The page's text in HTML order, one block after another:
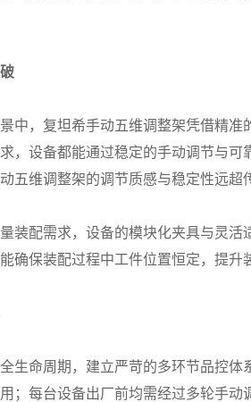
，复坦希手动五维调整架凭借精准
，设备都能通过稳定的手动调节与
五维调整架的调节质感与稳定性远
配需求，设备的模块化夹具与灵活
确保装配过程中工件位置恒定，提升
命周期，建立严苛的多环节品控体
；每台设备出厂前均需经过多轮手